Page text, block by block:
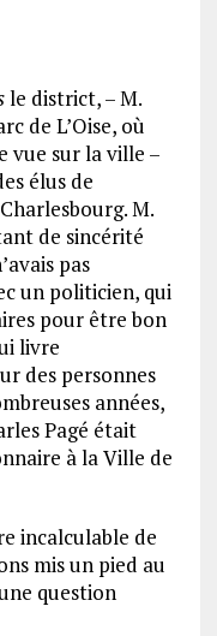
le district, – M.
de L’Oise, où
vue sur la ville –
élus de
M.
de sincérité
pas
un politicien, qui
pour être bon
livre
des personnes
années,
Pagé était
à la Ville de
incalculable de
mis un pied au
question